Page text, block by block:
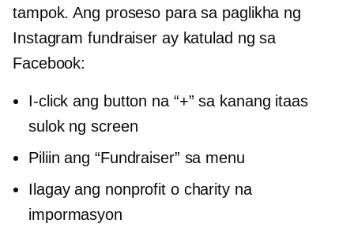
tampok. Ang proseso para sa paglikha ng
Instagram fundraiser ay katulad ng sa
Facebook:
I-click ang button na “+” sa kanang itaas
sulok ng screen
Piliin ang “Fundraiser” sa menu
Ilagay ang nonprofit o charity na
impormasyon